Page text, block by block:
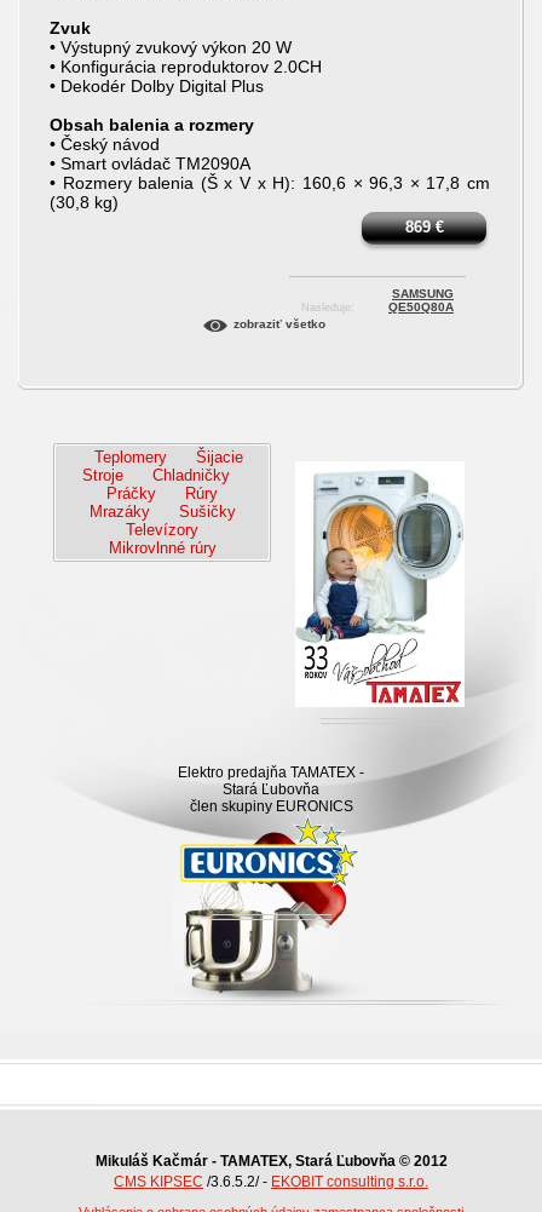
Zvuk
• Výstupný zvukový výkon 20 W
• Konfigurácia reproduktorov 2.0CH
• Dekodér Dolby Digital Plus
Obsah balenia a rozmery
• Český návod
• Smart ovládač TM2090A
• Rozmery balenia (Š x V x H): 160,6 × 96,3 × 17,8 cm
(30,8 kg)
869€
Nasleduje:
SAMSUNG
QE50Q80A
zobraziť všetko
Teplomery
Šijacie
Stroje
Chladničky
Práčky
Rúry
Mrazáky
Sušičky
Televízory
Mikrovlnné rúry
Elektro predajňa TAMATEX -
Stará Ľubovňa
člen skupiny EURONICS
Mikuláš Kačmár - TAMATEX, Stará Ľubovňa © 2012
CMS KIPSEC /3.6.5.2/ - EKOBIT consulting s.r.o.